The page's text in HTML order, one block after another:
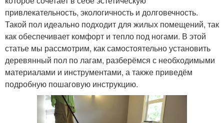
привлекательность, экологичность и долговечность.
Такой пол идеально подходит для жилых помещений, так
как обеспечивает комфорт и тепло под ногами. В этой
статье мы рассмотрим, как самостоятельно установить
деревянный пол по лагам, разберёмся с необходимыми
материалами и инструментами, а также приведём
подробную пошаговую инструкцию.